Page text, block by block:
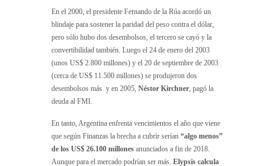
En el 2000, el presidente Fernando de la Rúa acordó un
blindaje para sostener la paridad del peso contra el dólar,
pero sólo hubo dos desembolsos, el tercero se cayó y la
convertibilidad también. Luego el 24 de enero del 2003
(unos US$ 2.800 millones) y el 20 de septiembre de 2003
(cerca de US$ 11.500 millones) se produjeron dos
desembolsos más y en 2005, Néstor Kirchner , pagó la
deuda al FMI.
En tanto, Argentina enfrenta vencimientos el año que viene
que según Finanzas la brecha a cubrir serían “algo menos”
de los US$ 26.100 millones anunciados a fin de 2018.
Aunque para el mercado podrían ser más. Elypsis calcula